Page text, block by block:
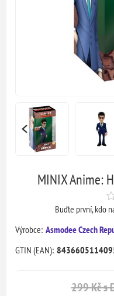
MINIX Anime:
Buďte první, kdo
Výrobce: Asmodee Czech
GTIN (EAN):
299 Kč s